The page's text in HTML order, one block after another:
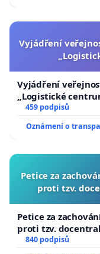
Vyjádření
Vyjádření
„Logistické
459 podpisů
Oznámení o
Petice za
proti tzv.
Petice za
proti tzv.
840 podpisů